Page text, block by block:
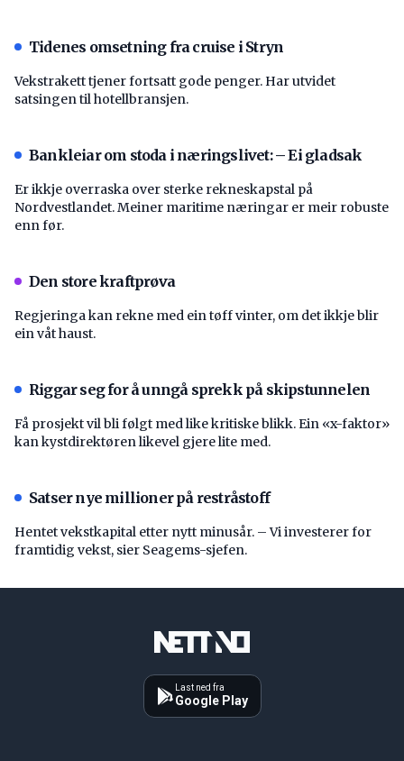
Tidenes omsetning fra cruise i Stryn
Vekstrakett tjener fortsatt gode penger. Har utvidet
satsingen til hotellbransjen.
Bankleiar om stoda i næringslivet: – Ei gladsak
Er ikkje overraska over sterke rekneskapstal på
Nordvestlandet. Meiner maritime næringar er meir robuste
enn før.
Den store kraftprøva
Regjeringa kan rekne med ein tøff vinter, om det ikkje blir
ein våt haust.
Riggar seg for å unngå sprekk på skipstunnelen
Få prosjekt vil bli følgt med like kritiske blikk. Ein «x-faktor»
kan kystdirektøren likevel gjere lite med.
Satser nye millioner på restråstoff
Hentet vekstkapital etter nytt minusår. – Vi investerer for
framtidig vekst, sier Seagems-sjefen.
Last ned fra
Google Play